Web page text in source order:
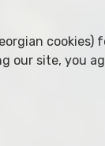
cookies)
our site, you